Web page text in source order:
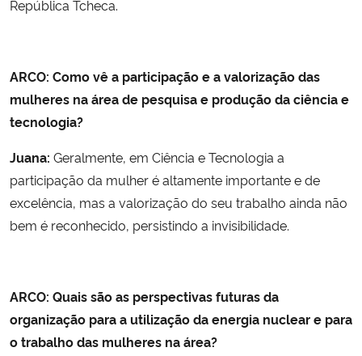
República Tcheca.
ARCO: Como vê a participação e a valorização das
mulheres na área de pesquisa e produção da ciência e
tecnologia?
Juana: Geralmente, em Ciência e Tecnologia a
participação da mulher é altamente importante e de
excelência, mas a valorização do seu trabalho ainda não
bem é reconhecido, persistindo a invisibilidade.
ARCO: Quais são as perspectivas futuras da
organização para a utilização da energia nuclear e para
o trabalho das mulheres na área?